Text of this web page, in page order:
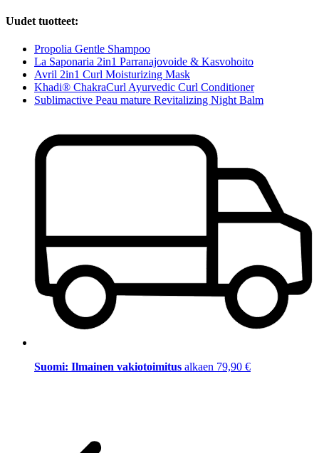
Uudet tuotteet:
Propolia Gentle Shampoo
La Saponaria 2in1 Parranajovoide & Kasvohoito
Avril 2in1 Curl Moisturizing Mask
Khadi® ChakraCurl Ayurvedic Curl Conditioner
Sublimactive Peau mature Revitalizing Night Balm
Suomi: Ilmainen vakiotoimitus alkaen 79,90 €